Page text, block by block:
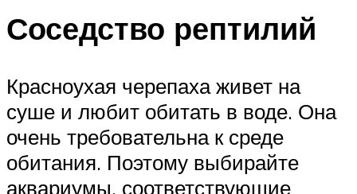
Соседство рептилий
Красноухая черепаха живет на
суше и любит обитать в воде. Она
очень требовательна к среде
обитания. Поэтому выбирайте
аквариумы, соответствующие